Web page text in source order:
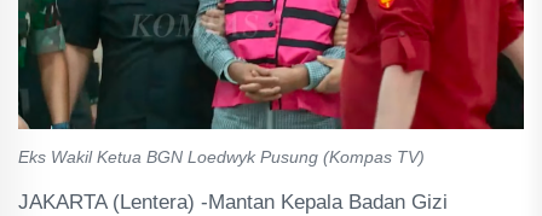
Eks Wakil Ketua BGN Loedwyk Pusung (Kompas TV)
JAKARTA (Lentera) -Mantan Kepala Badan Gizi